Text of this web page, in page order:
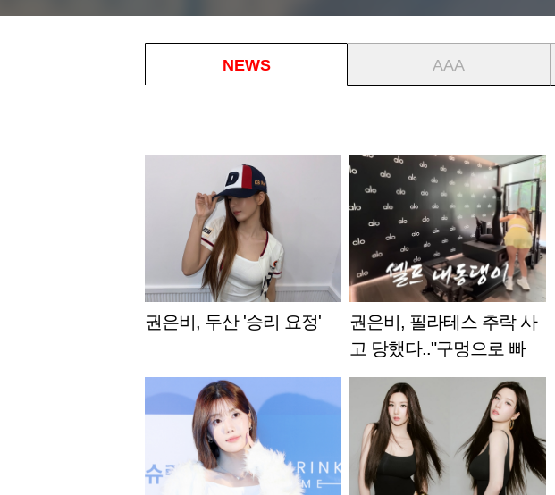
NEWS AAA
권은비, 두산 '승리 요정'
권은비, 필라테스 추락 사
고 당했다.."구멍으로 빠
져" [스타이슈]